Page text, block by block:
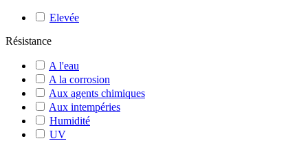
Elevée
Résistance
A l'eau
A la corrosion
Aux agents chimiques
Aux intempéries
Humidité
UV